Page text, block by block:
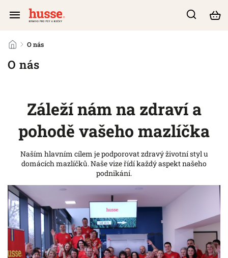
/ O nás
O nás
Záleží nám na zdraví a
pohodě vašeho mazlíčka
Naším hlavním cílem je podporovat zdravý životní styl u
domácích mazlíčků. Naše vize řídí každý aspekt našeho
podnikání.